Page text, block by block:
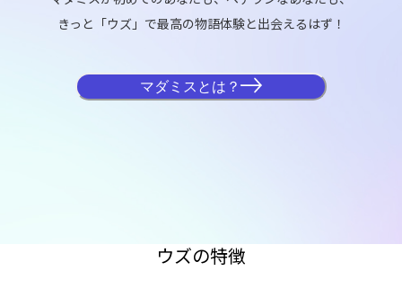
きっと「ウズ」で最高の物語体験と出会えるはず！
漫画
マダミスとは？
ウズの特徴